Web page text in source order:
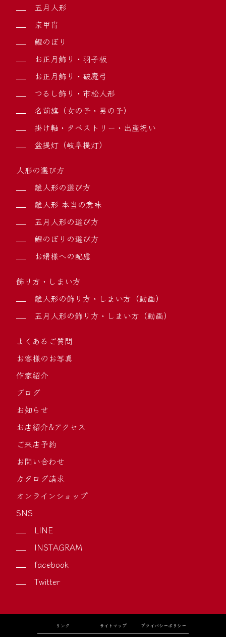
五月人形
京甲冑
鯉のぼり
お正月飾り・羽子板
お正月飾り・破魔弓
つるし飾り・市松人形
名前旗（女の子・男の子）
掛け軸・タペストリー・出産祝い
盆提灯（岐阜提灯）
人形の選び方
雛人形の選び方
雛人形 本当の意味
五月人形の選び方
鯉のぼりの選び方
お婿様への配慮
飾り方・しまい方
雛人形の飾り方・しまい方（動画）
五月人形の飾り方・しまい方（動画）
よくあるご質問
お客様のお写真
作家紹介
ブログ
お知らせ
お店紹介&アクセス
ご来店予約
お問い合わせ
カタログ請求
オンラインショップ
SNS
LINE
INSTAGRAM
facebook
Twitter
リンク サイトマップ プライバシーポリシー